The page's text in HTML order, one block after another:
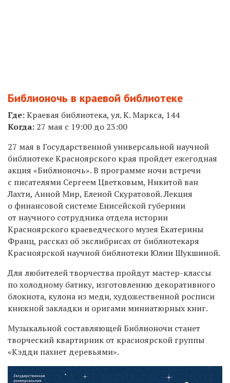
Библионочь в краевой библиотеке
Где:Краевая библиотека, ул. К. Маркса, 144
Когда: 27 мая с 19:00 до 23:00
27 мая в Государственной универсальной научной
библиотеке Красноярского края пройдет ежегодная
акция «Библионочь». В программе ночи встречи
с писателями Сергеем Цветковым, Никитой ван
Лахти, Анной Мир, Еленой Скуратовой. Лекция
о финансовой системе Енисейской губернии
от научного сотрудника отдела истории
Красноярского краеведческого музея Екатерины
Франц, рассказ об экслибрисах от библиотекаря
Красноярской научной библиотеки Юлии Шукшиной.
Для любителей творчества пройдут мастер-классы
по холодному батику, изготовлению декоративного
блокнота, кулона из меди, художественной росписи
книжной закладки и оригами миниатюрных книг.
Музыкальной составляющей Библионочи станет
творческий квартирник от красноярской группы
«Кэдди пахнет деревьями».